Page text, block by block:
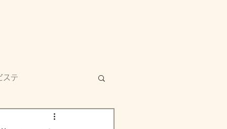
ステ